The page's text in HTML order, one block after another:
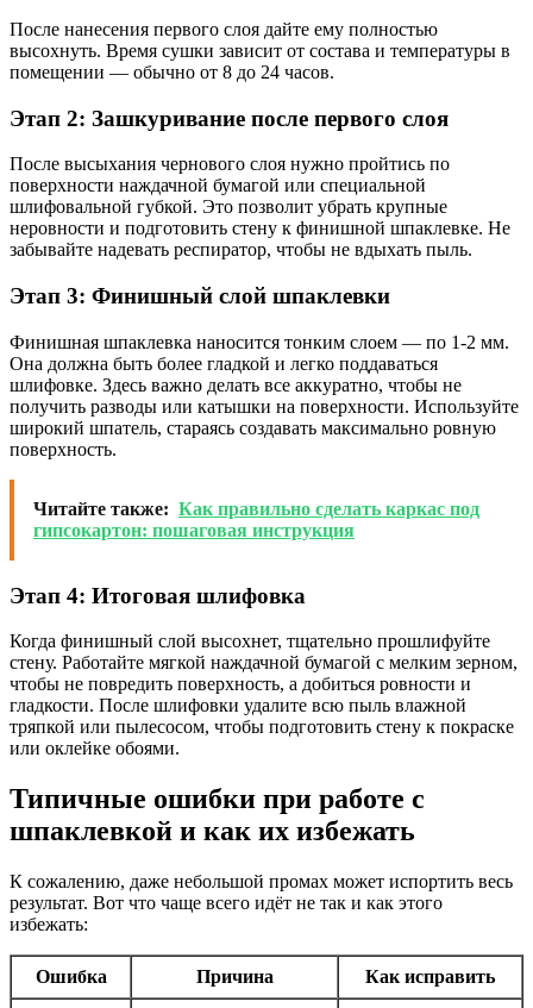
После нанесения первого слоя дайте ему полностью
высохнуть. Время сушки зависит от состава и температуры в
помещении — обычно от 8 до 24 часов.
Этап 2: Зашкуривание после первого слоя
После высыхания чернового слоя нужно пройтись по
поверхности наждачной бумагой или специальной
шлифовальной губкой. Это позволит убрать крупные
неровности и подготовить стену к финишной шпаклевке. Не
забывайте надевать респиратор, чтобы не вдыхать пыль.
Этап 3: Финишный слой шпаклевки
Финишная шпаклевка наносится тонким слоем — по 1-2 мм.
Она должна быть более гладкой и легко поддаваться
шлифовке. Здесь важно делать все аккуратно, чтобы не
получить разводы или катышки на поверхности. Используйте
широкий шпатель, стараясь создавать максимально ровную
поверхность.
Читайте также: Как правильно сделать каркас под
гипсокартон: пошаговая инструкция
Этап 4: Итоговая шлифовка
Когда финишный слой высохнет, тщательно прошлифуйте
стену. Работайте мягкой наждачной бумагой с мелким зерном,
чтобы не повредить поверхность, а добиться ровности и
гладкости. После шлифовки удалите всю пыль влажной
тряпкой или пылесосом, чтобы подготовить стену к покраске
или оклейке обоями.
Типичные ошибки при работе с
шпаклевкой и как их избежать
К сожалению, даже небольшой промах может испортить весь
результат. Вот что чаще всего идёт не так и как этого
избежать:
Ошибка Причина Как исправить